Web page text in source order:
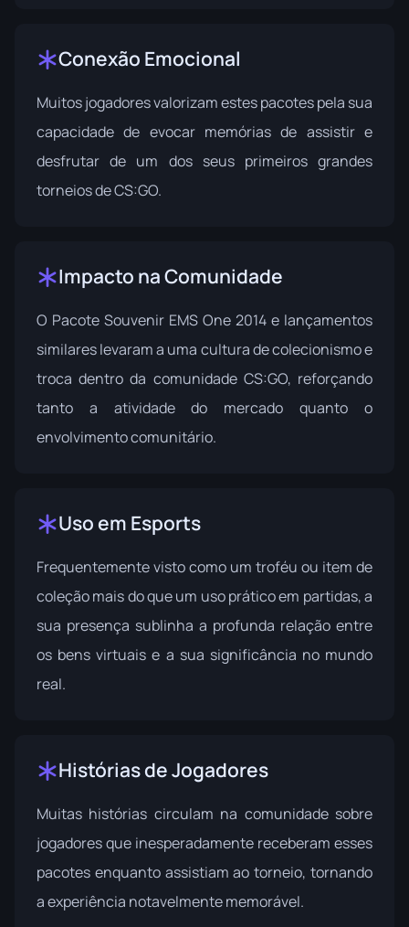
Conexão Emocional
Muitos jogadores valorizam estes pacotes pela sua
capacidade de evocar memórias de assistir e
desfrutar de um dos seus primeiros grandes
torneios de CS:GO.
Impacto na Comunidade
O Pacote Souvenir EMS One 2014 e lançamentos
similares levaram a uma cultura de colecionismo e
troca dentro da comunidade CS:GO, reforçando
tanto a atividade do mercado quanto o
envolvimento comunitário.
Uso em Esports
Frequentemente visto como um troféu ou item de
coleção mais do que um uso prático em partidas, a
sua presença sublinha a profunda relação entre
os bens virtuais e a sua significância no mundo
real.
Histórias de Jogadores
Muitas histórias circulam na comunidade sobre
jogadores que inesperadamente receberam esses
pacotes enquanto assistiam ao torneio, tornando
a experiência notavelmente memorável.